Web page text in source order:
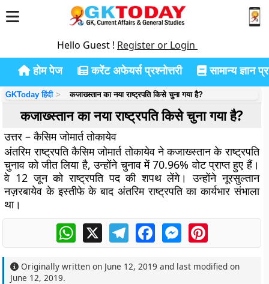
Hello Guest ! Register or Login
होम पेज करेंट अफेयर्स प्रश्नोत्तरी सामान्य ज्ञान
GKToday हिंदी कजाख्स्तान का नया राष्ट्रपति किसे चुना गया है?
कजाख्स्तान का नया राष्ट्रपति किसे चुना गया है?
उत्तर – कैसिम जोमार्त तोकायेव
अंतरिम राष्ट्रपति कैसिम जोमार्त तोकायेव ने कजाख्स्तान के राष्ट्रपति
चुनाव को जीत लिया है, उन्होंने चुनाव में 70.96% वोट प्राप्त हुए हैं।
वे 12 जून को राष्ट्रपति पद की शपथ लेंगे। उन्होंने नूरसुल्तान
नज़रबायेव के इस्तीफे के बाद अंतरिम राष्ट्रपति का कार्यभार संभाला
था।
WhatsApp
X TelegramFacebookMessengerPinterest
Originally written on June 12, 2019 and last modified on
June 12, 2019.